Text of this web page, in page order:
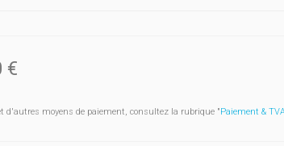
sur l’évolution de l’audio-visuel et l’acquisition
aux médias s’adresse aux enseignants, aux
Murhula - Bénédicte Rochet - Anne Roekens -
€
d'autres moyens de paiement, consultez la rubrique "Paiement & TVA